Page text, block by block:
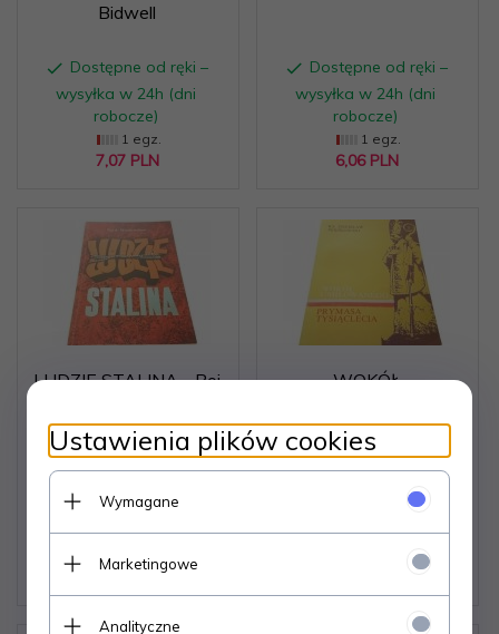
Bidwell
Dostępne od ręki –
wysyłka w 24h (dni
robocze)
1 egz.
7,07 PLN
Dostępne od ręki –
wysyłka w 24h (dni
robocze)
1 egz.
6,06 PLN
LUDZIE STALINA - Roj
wysyłka w 24h (dni
robocze)
1 egz.
WOKÓŁ
PRYMASA
TYSIĄCLECIA
wysyłka w 24h (dni
robocze)
Ustawienia plików cookies
Wymagane
Marketingowe
Analityczne